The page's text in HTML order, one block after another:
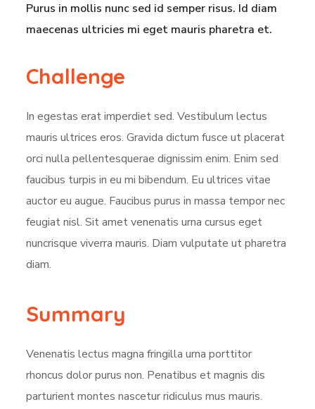
Purus in mollis nunc sed id semper risus. Id diam
maecenas ultricies mi eget mauris pharetra et.
Challenge
In egestas erat imperdiet sed. Vestibulum lectus
mauris ultrices eros. Gravida dictum fusce ut placerat
orci nulla pellentesquerae dignissim enim. Enim sed
faucibus turpis in eu mi bibendum. Eu ultrices vitae
auctor eu augue. Faucibus purus in massa tempor nec
feugiat nisl. Sit amet venenatis urna cursus eget
nuncrisque viverra mauris. Diam vulputate ut pharetra
diam.
Summary
Venenatis lectus magna fringilla urna porttitor
rhoncus dolor purus non. Penatibus et magnis dis
parturient montes nascetur ridiculus mus mauris.